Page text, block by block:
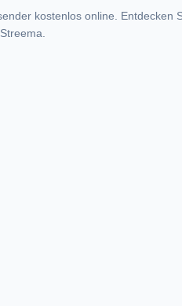
kostenlos online. Entdecken